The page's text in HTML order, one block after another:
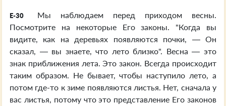
E-30
Мы наблюдаем перед приходом весны.
Посмотрите на некоторые Его законы. "Когда вы
видите, как на деревьях появляются почки, — Он
сказал, — вы знаете, что лето близко". Весна — это
знак приближения лета. Это закон. Всегда происходит
таким образом. Не бывает, чтобы наступило лето, а
потом где-то к зиме появляются листья. Нет, сначала у
вас листья, потому что это представление Его законов